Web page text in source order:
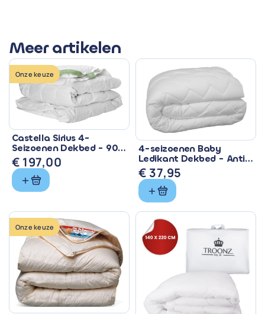
Meer artikelen
Onze keuze
Castella Sirius 4-
Seizoenen Dekbed - 90%
Eendendons &
Ventilerend
€ 197,00
4-seizoenen Baby
Ledikant Dekbed - Anti
Allergisch & Wasbaar
€ 37,95
Onze keuze